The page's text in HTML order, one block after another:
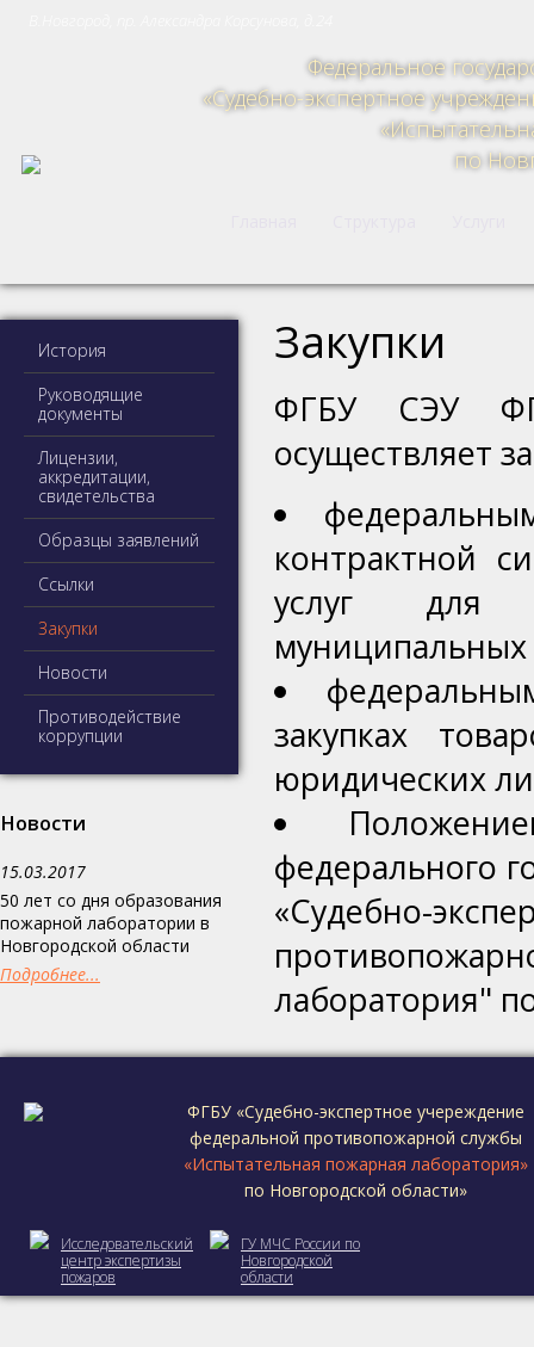
Федеральное
«Судебно-экспертное
по
История
Руководящие
документы
Лицензии,
аккредитации,
свидетельства
Образцы заявлений
Ссылки
Закупки
Новости
Противодействие
коррупции
Новости
15.03.2017
50 лет со дня образования
пожарной лаборатории в
Новгородской области
Подробнее...
Закупки
ФГБУ СЭУ
осуществляет
контрактной
услуг для
закупках
юридических
федерального
«Судебно-
лаборатория"
ФГБУ «Судебно-экспертное учереждение
федеральной противопожарной службы
«Испытательная пожарная лаборатория»
по Новгородской области»
Исследовательский
центр экспертизы
пожаров
ГУ МЧС России по
Новгородской
области